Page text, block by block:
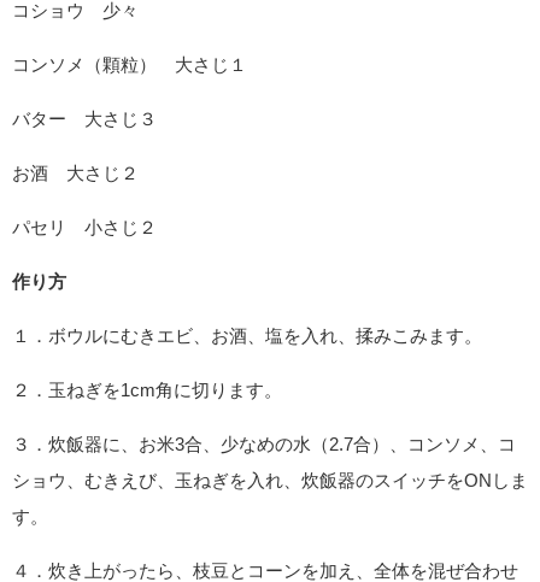
コショウ 少々
コンソメ（顆粒） 大さじ１
バター 大さじ３
お酒 大さじ２
パセリ 小さじ２
作り方
１．ボウルにむきエビ、お酒、塩を入れ、揉みこみます。
２．玉ねぎを1cm角に切ります。
３．炊飯器に、お米3合、少なめの水（2.7合）、コンソメ、コ
ショウ、むきえび、玉ねぎを入れ、炊飯器のスイッチをONしま
す。
４．炊き上がったら、枝豆とコーンを加え、全体を混ぜ合わせ